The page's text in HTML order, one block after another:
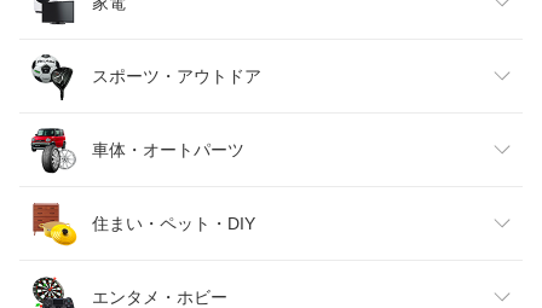
バッグ・小物・ブランド雑貨
靴
腕時計
ジュエリー・アクセサリー
ワイン
日本酒・焼酎
おもちゃ
家電
TV・オーディオ・カメラ
スマートフォン・タブレット
パソコン・周辺機器
スポーツ・アウトドア
スポーツ・アウトドア
ゴルフ
車体・オートパーツ
車用品・バイク用品
車・バイク
住まい・ペット・DIY
インテリア・寝具・収納
エンタメ・ホビー